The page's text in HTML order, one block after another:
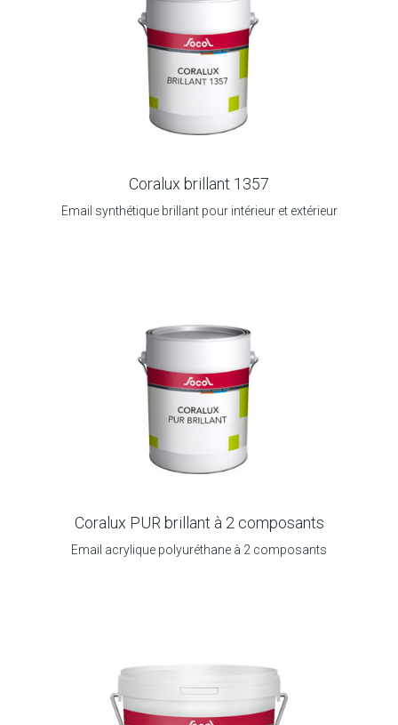
Coralux brillant 1357
Email synthétique brillant pour intérieur et extérieur
Coralux PUR brillant à 2 composants
Email acrylique polyuréthane à 2 composants